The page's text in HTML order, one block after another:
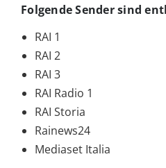
Folgende Sender sind
RAI 1
RAI 2
RAI 3
RAI Radio 1
RAI Storia
Rainews24
Mediaset Italia